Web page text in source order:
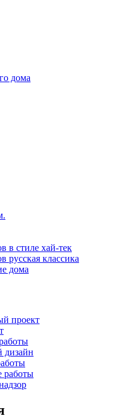
дома
в стиле хай-тек
русская классика
дома
проект
работы